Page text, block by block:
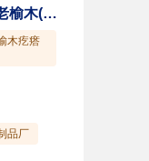
潍坊老榆木,凤鸣老榆木(图),老榆木家具
木疙瘩
品厂